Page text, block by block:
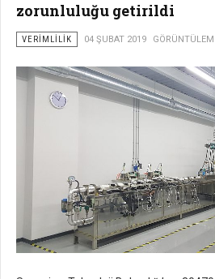
zorunluluğu getirildi
VERIMLILIK 04 ŞUBAT 2019